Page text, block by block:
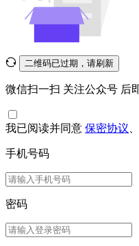
二维码已过期，请刷新
微信扫一扫 关注公众号 后
我已阅读并同意 保密协议
手机号码
密码